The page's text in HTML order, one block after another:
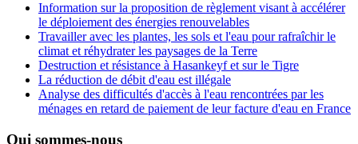
Information sur la proposition de règlement visant à accélérer
le déploiement des énergies renouvelables
Travailler avec les plantes, les sols et l'eau pour rafraîchir le
climat et réhydrater les paysages de la Terre
Destruction et résistance à Hasankeyf et sur le Tigre
La réduction de débit d'eau est illégale
Analyse des difficultés d'accès à l'eau rencontrées par les
ménages en retard de paiement de leur facture d'eau en France
Qui sommes-nous